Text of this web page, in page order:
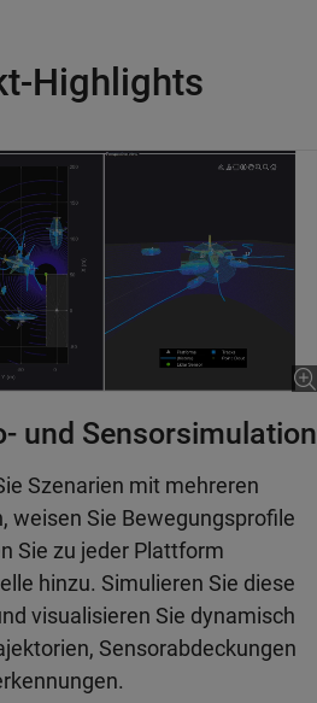
Highlights
und Sensorsimulation
Szenarien mit mehreren
weisen Sie Bewegungsprofile
Sie zu jeder Plattform
hinzu. Simulieren Sie diese
visualisieren Sie dynamisch
Sensorabdeckungen